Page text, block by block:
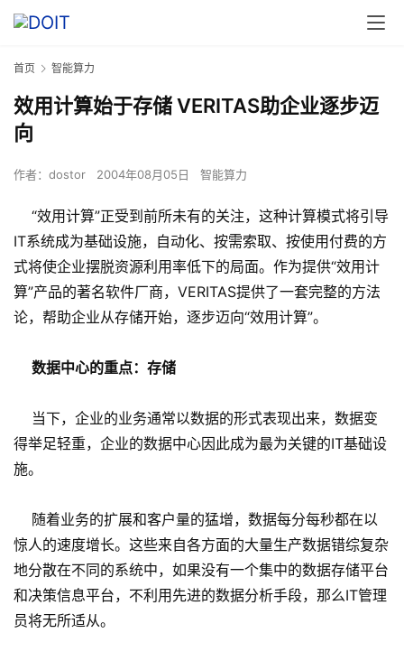
首页 智能算力
效用计算始于存储 VERITAS助企业逐步迈
向
作者： dostor 2004年08月05日 智能算力
“效用计算”正受到前所未有的关注，这种计算模式将引导
IT系统成为基础设施，自动化、按需索取、按使用付费的方
式将使企业摆脱资源利用率低下的局面。作为提供“效用计
算”产品的著名软件厂商，VERITAS提供了一套完整的方法
论，帮助企业从存储开始，逐步迈向“效用计算”。
数据中心的重点：存储
当下，企业的业务通常以数据的形式表现出来，数据变
得举足轻重，企业的数据中心因此成为最为关键的IT基础设
施。
随着业务的扩展和客户量的猛增，数据每分每秒都在以
惊人的速度增长。这些来自各方面的大量生产数据错综复杂
地分散在不同的系统中，如果没有一个集中的数据存储平台
和决策信息平台，不利用先进的数据分析手段，那么IT管理
员将无所适从。